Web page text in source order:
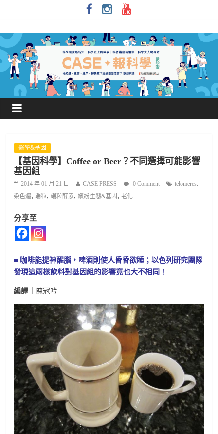
醫學&基因
【基因科學】Coffee or Beer？不同選擇可能影響
基因組
2014 年 01 月 21 日 CASE PRESS 0 Comment telomeres,
染色體,端粒,端粒酵素,繽紛生態&基因 ,老化
分享至
■ 咖啡能提神醒腦，啤酒則使人昏昏欲睡；以色列研究團隊
發現這兩樣飲料對基因組的影響竟也大不相同！
編譯｜ 陳冠吟